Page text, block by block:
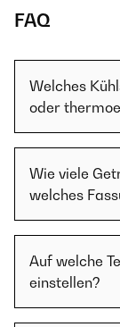
FAQ
Welches
oder
Wie viele
welches
Auf welche
einstellen?